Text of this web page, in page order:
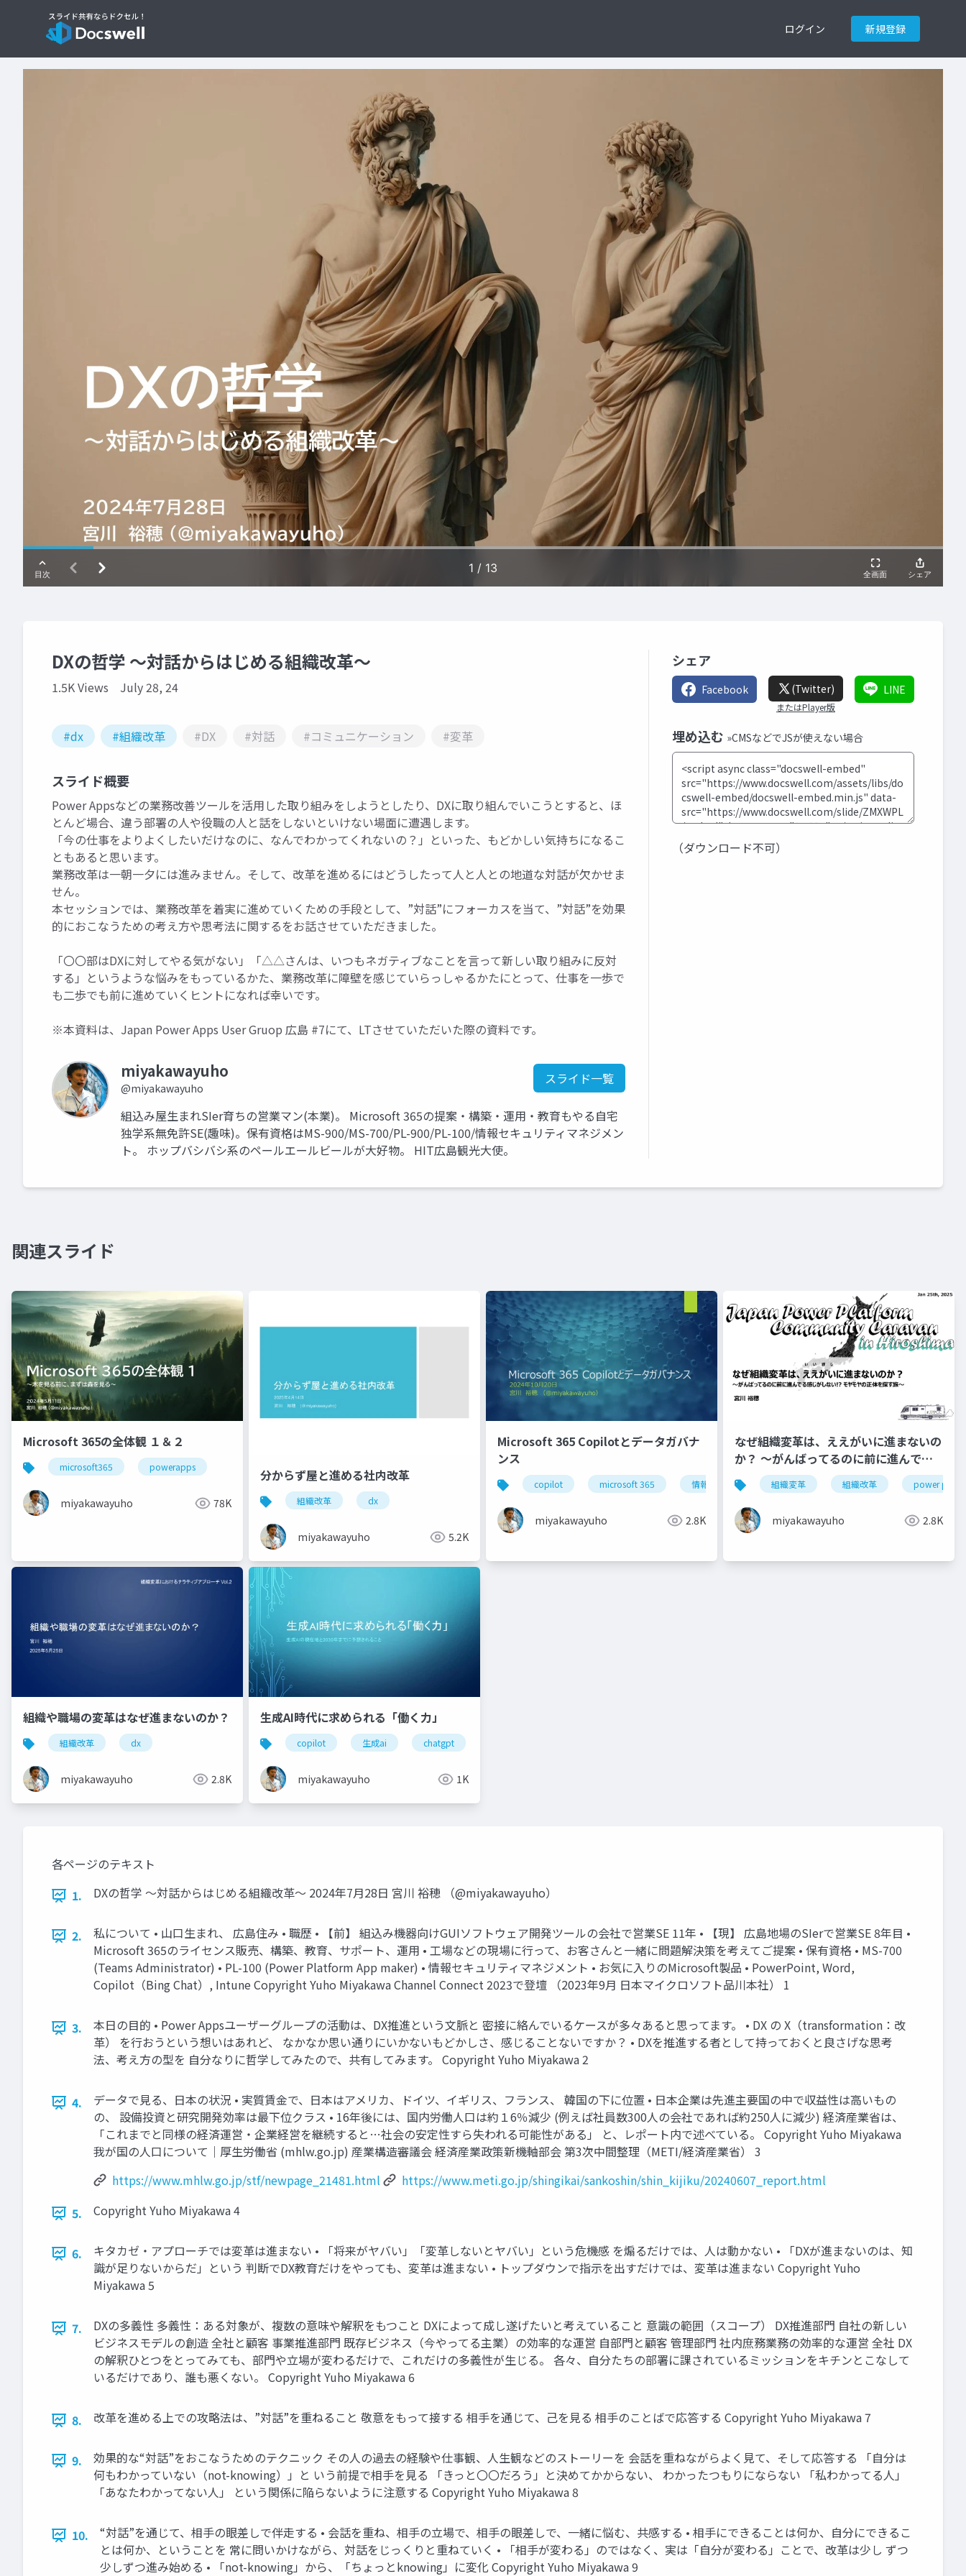
ログイン 新規登録
DXの哲学 ～対話からはじめる組織改革～
1.5K Views July 28, 24
#dx #組織改革 #DX #対話 #コミュニケーション #変革
スライド概要
Power Appsなどの業務改善ツールを活用した取り組みをしようとしたり、DXに取り組んでいこうとすると、ほ
とんど場合、違う部署の人や役職の人と話をしないといけない場面に遭遇します。
「今の仕事をよりよくしたいだけなのに、なんでわかってくれないの？」といった、もどかしい気持ちになるこ
ともあると思います。
業務改革は一朝一夕には進みません。そして、改革を進めるにはどうしたって人と人との地道な対話が欠かせま
せん。
本セッションでは、業務改革を着実に進めていくための手段として、”対話”にフォーカスを当て、”対話”を効果
的におこなうための考え方や思考法に関するをお話させていただきました。
「〇〇部はDXに対してやる気がない」「△△さんは、いつもネガティブなことを言って新しい取り組みに反対
する」というような悩みをもっているかた、業務改革に障壁を感じていらっしゃるかたにとって、仕事を一歩で
も二歩でも前に進めていくヒントになれば幸いです。
※本資料は、Japan Power Apps User Gruop 広島 #7にて、LTさせていただいた際の資料です。
miyakawayuho
@miyakawayuho
スライド一覧
組込み屋生まれSIer育ちの営業マン(本業)。 Microsoft 365の提案・構築・運用・教育もやる自宅
独学系無免許SE(趣味)。保有資格はMS-900/MS-700/PL-900/PL-100/情報セキュリティマネジメン
ト。 ホップバシバシ系のペールエールビールが大好物。 HIT広島観光大使。
シェア
Facebook (Twitter)
またはPlayer版
LINE
埋め込む »CMSなどでJSが使えない場合
（ダウンロード不可）
関連スライド
Microsoft 365の全体観 １＆２
microsoft365 powerapps
miyakawayuho 78K
分からず屋と進める社内改革
組織改革 dx
miyakawayuho 5.2K
Microsoft 365 Copilotとデータガバナ
ンス
copilot microsoft 365 情報セキュリティ llm
miyakawayuho 2.8K
なぜ組織変革は、ええがいに進まないの
か？ 〜がんばってるのに前に進んでる
感じがしない!? モヤモヤの正体を探す
旅〜
組織変革 組織改革 power
miyakawayuho 2.8K
組織や職場の変革はなぜ進まないのか？
組織改革 dx
miyakawayuho 2.8K
生成AI時代に求められる「働く力」
copilot 生成ai chatgpt
miyakawayuho 1K
各ページのテキスト
1.
DXの哲学 ～対話からはじめる組織改革～ 2024年7月28日 宮川 裕穂 （@miyakawayuho）
2.
私について • 山口生まれ、 広島住み • 職歴 • 【前】 組込み機器向けGUIソフトウェア開発ツールの会社で営業SE 11年 • 【現】 広島地場のSIerで営業SE 8年目 •
Microsoft 365のライセンス販売、構築、教育、サポート、運用 • 工場などの現場に行って、お客さんと一緒に問題解決策を考えてご提案 • 保有資格 • MS-700
(Teams Administrator) • PL-100 (Power Platform App maker) • 情報セキュリティマネジメント • お気に入りのMicrosoft製品 • PowerPoint, Word,
Copilot（Bing Chat）, Intune Copyright Yuho Miyakawa Channel Connect 2023で登壇 （2023年9月 日本マイクロソフト品川本社） 1
3.
本日の目的 • Power Appsユーザーグループの活動は、DX推進という文脈と 密接に絡んでいるケースが多々あると思ってます。 • DX の X（transformation：改
革） を行おうという想いはあれど、 なかなか思い通りにいかないもどかしさ、感じることないですか？ • DXを推進する者として持っておくと良さげな思考
法、考え方の型を 自分なりに哲学してみたので、共有してみます。 Copyright Yuho Miyakawa 2
4.
データで見る、日本の状況 • 実質賃金で、日本はアメリカ、ドイツ、イギリス、フランス、 韓国の下に位置 • 日本企業は先進主要国の中で収益性は高いもの
の、 設備投資と研究開発効率は最下位クラス • 16年後には、国内労働人口は約１6％減少 (例えば社員数300人の会社であれば約250人に減少) 経済産業省は、
「これまでと同様の経済運営・企業経営を継続すると…社会の安定性すら失われる可能性がある」 と、レポート内で述べている。 Copyright Yuho Miyakawa
我が国の人口について｜厚生労働省 (mhlw.go.jp) 産業構造審議会 経済産業政策新機軸部会 第3次中間整理（METI/経済産業省） 3
https://www.mhlw.go.jp/stf/newpage_21481.html
https://www.meti.go.jp/shingikai/sankoshin/shin_kijiku/20240607_report.html
5.
Copyright Yuho Miyakawa 4
6.
キタカゼ・アプローチでは変革は進まない • 「将来がヤバい」「変革しないとヤバい」という危機感 を煽るだけでは、人は動かない • 「DXが進まないのは、知
識が足りないからだ」という 判断でDX教育だけをやっても、変革は進まない • トップダウンで指示を出すだけでは、変革は進まない Copyright Yuho
Miyakawa 5
7.
DXの多義性 多義性：ある対象が、複数の意味や解釈をもつこと DXによって成し遂げたいと考えていること 意識の範囲（スコープ） DX推進部門 自社の新しい
ビジネスモデルの創造 全社と顧客 事業推進部門 既存ビジネス（今やってる主業）の効率的な運営 自部門と顧客 管理部門 社内庶務業務の効率的な運営 全社 DX
の解釈ひとつをとってみても、部門や立場が変わるだけで、これだけの多義性が生じる。 各々、自分たちの部署に課されているミッションをキチンとこなして
いるだけであり、誰も悪くない。 Copyright Yuho Miyakawa 6
8. 改革を進める上での攻略法は、”対話”を重ねること 敬意をもって接する 相手を通じて、己を見る 相手のことばで応答する Copyright Yuho Miyakawa 7
9.
効果的な“対話”をおこなうためのテクニック その人の過去の経験や仕事観、人生観などのストーリーを 会話を重ねながらよく見て、そして応答する 「自分は
何もわかっていない（not-knowing）」と いう前提で相手を見る 「きっと〇〇だろう」と決めてかからない、 わかったつもりにならない 「私わかってる人」
「あなたわかってない人」 という関係に陥らないように注意する Copyright Yuho Miyakawa 8
10.
“対話”を通じて、相手の眼差しで伴走する • 会話を重ね、相手の立場で、相手の眼差しで、一緒に悩む、共感する • 相手にできることは何か、自分にできるこ
とは何か、ということを 常に問いかけながら、対話をじっくりと重ねていく • 「相手が変わる」のではなく、実は「自分が変わる」ことで、改革は少し ずつ
少しずつ進み始める • 「not-knowing」から、「ちょっとknowing」に変化 Copyright Yuho Miyakawa 9